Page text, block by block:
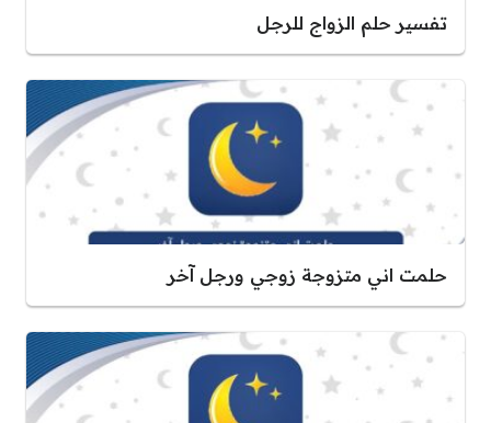
تفسير حلم الزواج للرجل
حلمت اني متزوجة زوجي ورجل آخر